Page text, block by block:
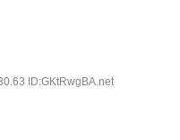
ID:GKtRwgBA.net